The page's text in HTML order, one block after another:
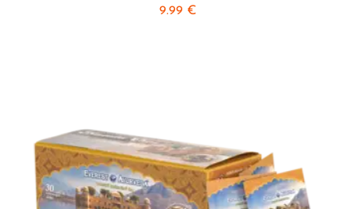
9.99 €